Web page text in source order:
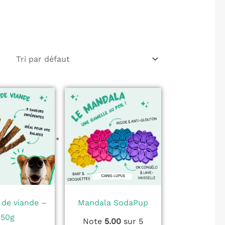
viande –
Ce
produit
a
plusieurs
variations.
Les
options
Mandala SodaPup
Note 5.00sur 5
produit
a
plusieurs
variations.
Les
options